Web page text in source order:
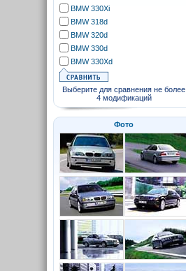
BMW 330Xi
BMW 318d
BMW 320d
BMW 330d
BMW 330Xd
Выберите для сравнения не более
4 модификаций
Фото